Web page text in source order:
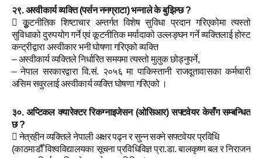
२९. अस्वीकार्य व्यक्ति (पर्सन ननग्राटा) भन्नाले के बुझिन्छ ?
 कुूटनीतिक शिष्टाचार अन्तर्गत विशेष सुविधा प्रदान गरिएकोमा त्यस्तो
सुविधाको दुरुपयोग गर्ने एवं कूटनीतिक मर्यादाको उल्लङ्घन गर्ने व्यक्तिलाई होस्ट
कन्ट्रीद्वारा अस्वीकार भनी घोषणा गरिएको व्यक्ति
– अस्वीकार्य व्यक्तिले निर्धारित समयमा त्यस्तो मुलुक छोड्नुपर्ने,
– नेपाल सरकारद्वारा वि.सं. २०५६ मा पाकिस्तानी राजदूतावासका कर्मचारी
असिम सवुरलाई अस्वीकार्य व्यक्ति घोषणा गरिएको ।
३०. अप्टिकल क्यारेक्टर रिकग्नाइजेसन (ओसिआर) सफ्टवेयर केसँगसम्बन्धित
छ ?
 नेत्रहीन व्यक्तिले नेपाली अक्षर पढ्न र सुन्न सक्ने सफ्टवेयर प्रविधि
(काठमाडौँ विश्वविद्यालयका सूचना प्रविधिविज्ञ प्रा.डा. बालकृष्ण बल र निराजन